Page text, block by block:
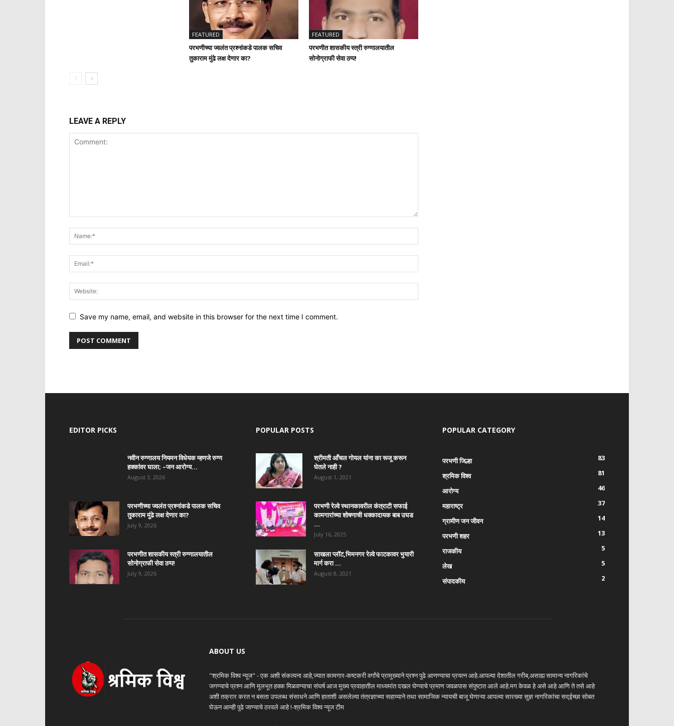
FEATURED
परभणीच्या ज्वलंत प्रश्नांकडे पालक सचिव
तुकाराम मुंढे लक्ष देणार का?
FEATURED
परभणीत शासकीय स्त्री रुग्णालयातील
सोनोग्राफी सेवा ठप्प!
LEAVE A REPLY
Save my name, email, and website in this browser for the next time I comment.
EDITOR PICKS
नवीन रुग्णालय नियमन विधेयक म्हणजे रुग्ण
हक्कांवर घाला; –जन आरोग्य...
August 3, 2026
परभणीच्या ज्वलंत प्रश्नांकडे पालक सचिव
तुकाराम मुंढे लक्ष देणार का?
July 9, 2026
परभणीत शासकीय स्त्री रुग्णालयातील
सोनोग्राफी सेवा ठप्प!
July 9, 2026
POPULAR POSTS
श्रीमती आँचल गोयल यांना का रूजू करून
घेतले नाही ?
August 1, 2021
परभणी रेल्वे स्थानकावरील कंत्राटी सफाई
कामगारांच्या शोषणाची धक्कादायक बाब उघड
…
July 16, 2025
साखला प्लॉट,भिमनगर रेल्वे फाटकावर भुयारी
मार्ग करा …
August 8, 2021
POPULAR CATEGORY
परभणी जिल्हा
83
श्रमिक विश्व
81
आरोग्य
46
महाराष्ट्र
37
ग्रामीण जन जीवन
14
परभणी शहर
13
राजकीय
5
लेख
5
संपादकीय
2
ABOUT US
"श्रमिक विश्व न्यूज" - एक अशी संकल्पना आहे,ज्यात कामगार-कष्टकरी वर्गांचे प्रामुख्याने प्रश्न पुढे आणण्याचा प्रयत्न आहे.आपल्या देशातील गरीब,असाह्य सामान्य नागरिकांचे
जगण्याचे प्रश्न आणि मूलभूत हक्क मिळवण्याचा संघर्ष आज मुख्य प्रवाहातील माध्यमांत दखल घेण्याचे प्रमाण जवळपास संपुष्टात आले आहे.मग केवळ हे असे आहे आणि ते तसे आहे
अशी तक्रार करत न बसता उपलब्ध संसाधने आणि हाताशी असलेल्या तंत्रज्ञाच्या सहाय्याने तथा सामाजिक न्यायची बाजू घेणाऱ्या आपल्या सारख्या सुज्ञ नागरिकांचा सद्ईच्छा सोबत
घेऊन आम्ही पुढे जाण्याचे ठरवले आहे !-श्रमिक विश्व न्यूज टीम